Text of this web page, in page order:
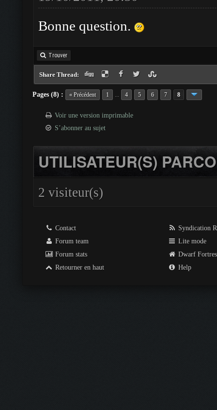
Bonne question.
Trouver
Share Thread:
Pages (8) : « Précédent 1 ... 4 5 6 7 8
Voir une version imprimable
S’abonner au sujet
UTILISATEUR(S)
2 visiteur(s)
Contact
Forum team
Forum stats
Retourner en haut
Syndication
Lite mode
Dwarf
Help